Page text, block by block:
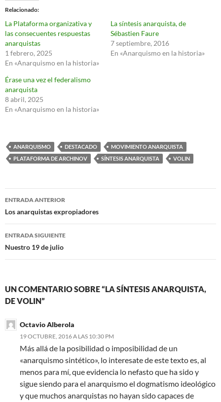
Relacionado
La Plataforma organizativa y
las consecuentes respuestas
anarquistas
1 febrero, 2025
En «Anarquismo en la historia»
La síntesis anarquista, de
Sébastien Faure
7 septiembre, 2016
En «Anarquismo en la historia»
Érase una vez el federalismo
anarquista
8 abril, 2025
En «Anarquismo en la historia»
ANARQUISMO DESTACADO
MOVIMIENTO ANARQUISTA
PLATAFORMA DE ARCHINOV
SÍNTESIS ANARQUISTA VOLIN
Navegación
de
entradas
ENTRADA ANTERIOR
Los anarquistas expropiadores
ENTRADA SIGUIENTE
Nuestro 19 de julio
UN COMENTARIO SOBRE “LA SÍNTESIS ANARQUISTA,
DE VOLIN”
Octavio Alberola
19 OCTUBRE, 2016 A LAS 10:30 PM
Más allá de la posibilidad o imposibilidad de un
«anarquismo sintético», lo interesate de este texto es, al
menos para mí, que evidencia lo nefasto que ha sido y
sigue siendo para el anarquismo el dogmatismo ideológico
y que muchos anarquistas no hayan sido capaces de